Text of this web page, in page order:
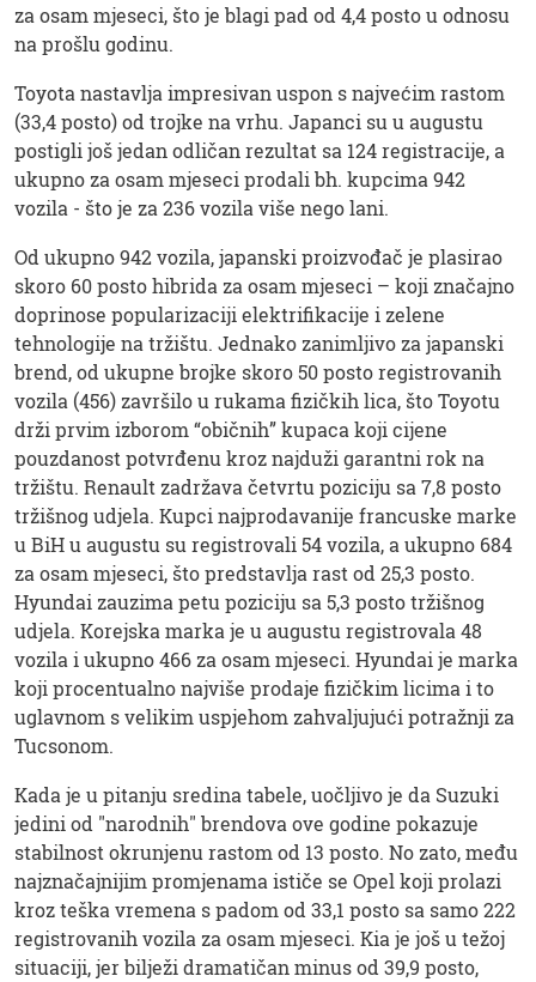
za osam mjeseci, što je blagi pad od 4,4 posto u odnosu
na prošlu godinu.
Toyota nastavlja impresivan uspon s najvećim rastom
(33,4 posto) od trojke na vrhu. Japanci su u augustu
postigli još jedan odličan rezultat sa 124 registracije, a
ukupno za osam mjeseci prodali bh. kupcima 942
vozila - što je za 236 vozila više nego lani.
Od ukupno 942 vozila, japanski proizvođač je plasirao
skoro 60 posto hibrida za osam mjeseci – koji značajno
doprinose popularizaciji elektrifikacije i zelene
tehnologije na tržištu. Jednako zanimljivo za japanski
brend, od ukupne brojke skoro 50 posto registrovanih
vozila (456) završilo u rukama fizičkih lica, što Toyotu
drži prvim izborom “običnih” kupaca koji cijene
pouzdanost potvrđenu kroz najduži garantni rok na
tržištu. Renault zadržava četvrtu poziciju sa 7,8 posto
tržišnog udjela. Kupci najprodavanije francuske marke
u BiH u augustu su registrovali 54 vozila, a ukupno 684
za osam mjeseci, što predstavlja rast od 25,3 posto.
Hyundai zauzima petu poziciju sa 5,3 posto tržišnog
udjela. Korejska marka je u augustu registrovala 48
vozila i ukupno 466 za osam mjeseci. Hyundai je marka
koji procentualno najviše prodaje fizičkim licima i to
uglavnom s velikim uspjehom zahvaljujući potražnji za
Tucsonom.
Kada je u pitanju sredina tabele, uočljivo je da Suzuki
jedini od "narodnih" brendova ove godine pokazuje
stabilnost okrunjenu rastom od 13 posto. No zato, među
najznačajnijim promjenama ističe se Opel koji prolazi
kroz teška vremena s padom od 33,1 posto sa samo 222
registrovanih vozila za osam mjeseci. Kia je još u težoj
situaciji, jer bilježi dramatičan minus od 39,9 posto,